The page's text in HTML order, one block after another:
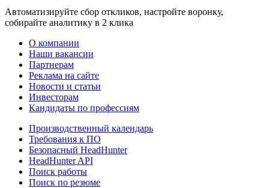
Автоматизируйте сбор откликов, настройте воронку,
собирайте аналитику в 2 клика
О компании
Наши вакансии
Партнерам
Реклама на сайте
Новости и статьи
Инвесторам
Кандидаты по профессиям
Производственный календарь
Требования к ПО
Безопасный HeadHunter
HeadHunter API
Поиск работы
Поиск по резюме